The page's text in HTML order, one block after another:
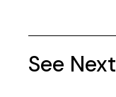
See Next